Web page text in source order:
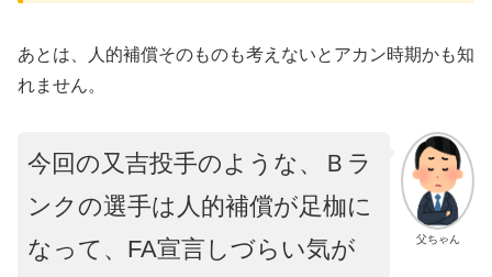
あとは、人的補償そのものも考えないとアカン時期かも知
れません。
父ちゃん
今回の又吉投手のような、Ｂラ
ンクの選手は人的補償が足枷に
なって、FA宣言しづらい気が